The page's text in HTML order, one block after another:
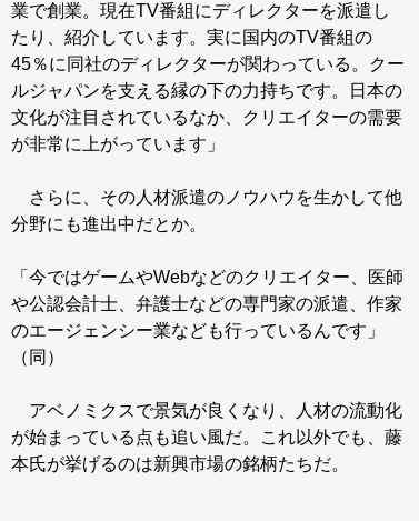
業で創業。現在TV番組にディレクターを派遣し
たり、紹介しています。実に国内のTV番組の
45％に同社のディレクターが関わっている。クー
ルジャパンを支える縁の下の力持ちです。日本の
文化が注目されているなか、クリエイターの需要
が非常に上がっています」
さらに、その人材派遣のノウハウを生かして他
分野にも進出中だとか。
「今ではゲームやWebなどのクリエイター、医師
や公認会計士、弁護士などの専門家の派遣、作家
のエージェンシー業なども行っているんです」
（同）
アベノミクスで景気が良くなり、人材の流動化
が始まっている点も追い風だ。これ以外でも、藤
本氏が挙げるのは新興市場の銘柄たちだ。